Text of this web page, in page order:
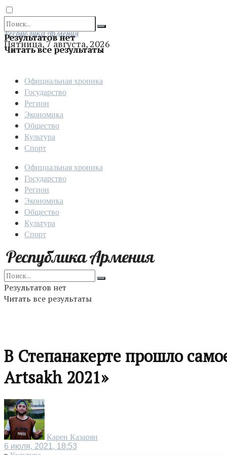
Результатов нет
Читать все результаты
Отправить
Республика Армения
Пятница, 7 августа, 2026
Официальная хроника
Государство
Регион
Экономика
Общество
Культура
Спорт
Официальная хроника
Государство
Регион
Экономика
Общество
Культура
Спорт
Результатов нет
Читать все результаты
В Степанакерте прошло
Artsakh 2021»
Карен Казарян
6 июля, 2021, 18:53